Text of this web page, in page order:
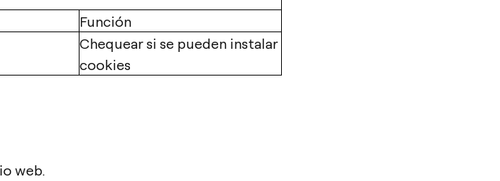
Función
Chequear si se pueden instalar
cookies
web.